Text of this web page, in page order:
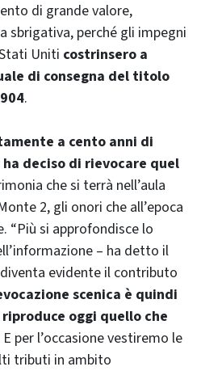
di grande valore,
sbrigativa, perché gli impegni
Uniti costrinsero a
di consegna del titolo
.
a cento anni di
deciso di rievocare quel
che si terrà nell’aula
2, gli onori che all’epoca
“Più si approfondisce lo
– ha detto il
evidente il contributo
scenica è quindi
oggi quello che
E per l’occasione vestiremo le
tributi in ambito